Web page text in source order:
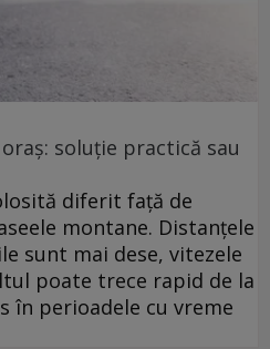
soluție practică sau
diferit față de
montane. Distanțele
sunt mai dese, vitezele
poate trece rapid de la
în perioadele cu vreme